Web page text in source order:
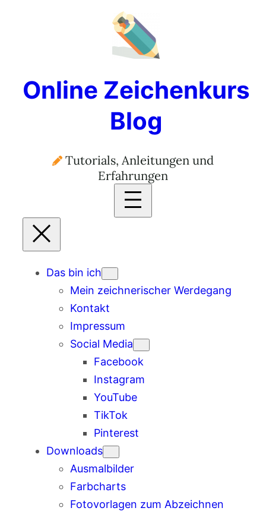
Online Zeichenkurs
Blog
Tutorials, Anleitungen und
Erfahrungen
Das bin ich
Mein zeichnerischer Werdegang
Kontakt
Impressum
Social Media
Facebook
Instagram
YouTube
TikTok
Pinterest
Downloads
Ausmalbilder
Farbcharts
Fotovorlagen zum Abzeichnen